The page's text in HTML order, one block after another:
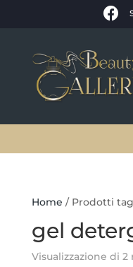

Home / Prodotti
gel
Visualizzazione di 2